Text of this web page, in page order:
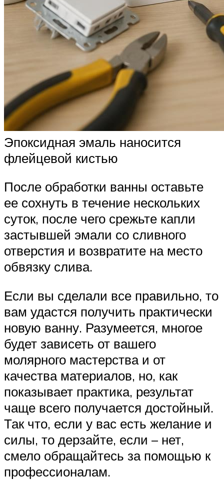
Эпоксидная эмаль наносится
флейцевой кистью
После обработки ванны оставьте
ее сохнуть в течение нескольких
суток, после чего срежьте капли
застывшей эмали со сливного
отверстия и возвратите на место
обвязку слива.
Если вы сделали все правильно, то
вам удастся получить практически
новую ванну. Разумеется, многое
будет зависеть от вашего
молярного мастерства и от
качества материалов, но, как
показывает практика, результат
чаще всего получается достойный.
Так что, если у вас есть желание и
силы, то дерзайте, если – нет,
смело обращайтесь за помощью к
профессионалам.